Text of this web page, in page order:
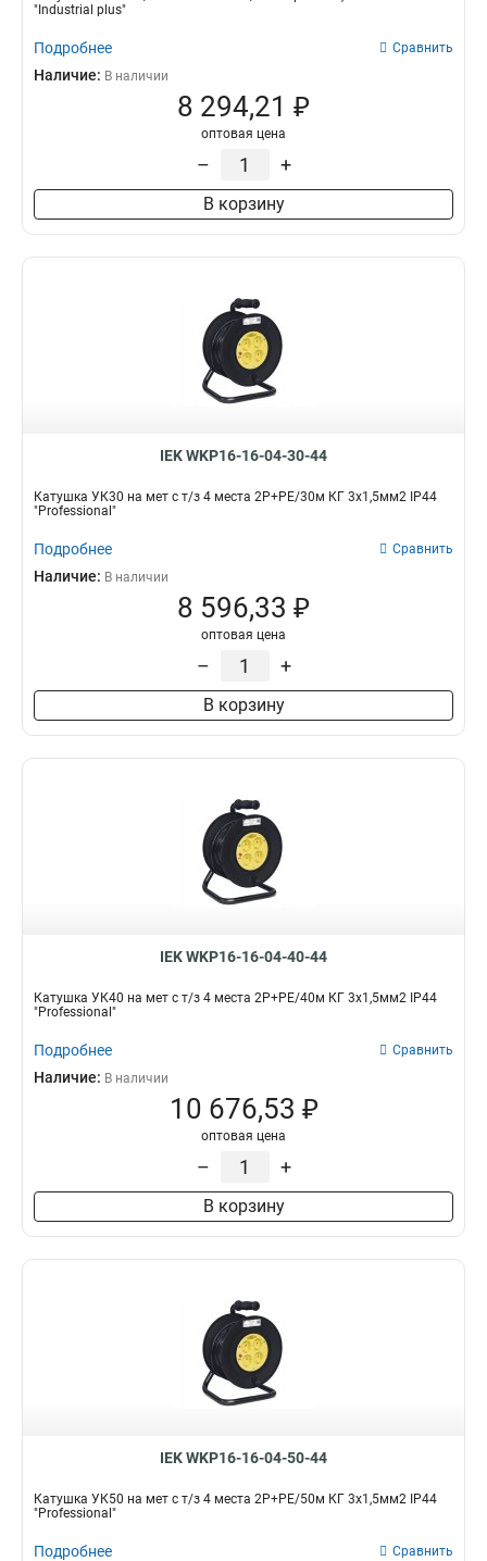
"Industrial plus"
Подробнее Сравнить
Наличие: В наличии
8 294,21 ₽
оптовая цена
– +
В корзину
IEK WKP16-16-04-30-44
Катушка УК30 на мет с т/з 4 места 2Р+PЕ/30м КГ 3х1,5мм2 IP44
"Professional"
Подробнее Сравнить
Наличие: В наличии
8 596,33 ₽
оптовая цена
– +
В корзину
IEK WKP16-16-04-40-44
Катушка УК40 на мет с т/з 4 места 2Р+PЕ/40м КГ 3х1,5мм2 IP44
"Professional"
Подробнее Сравнить
Наличие: В наличии
10 676,53 ₽
оптовая цена
– +
В корзину
IEK WKP16-16-04-50-44
Катушка УК50 на мет с т/з 4 места 2Р+PЕ/50м КГ 3х1,5мм2 IP44
"Professional"
Подробнее Сравнить